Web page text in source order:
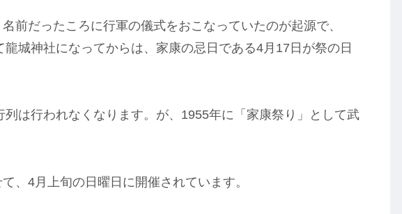
前だったころに行軍の儀式をおこなっていたのが起源で、
城神社になってからは、家康の忌日である4月17日が祭の日
列は行われなくなります。が、1955年に「家康祭り」として武
、4月上旬の日曜日に開催されています。